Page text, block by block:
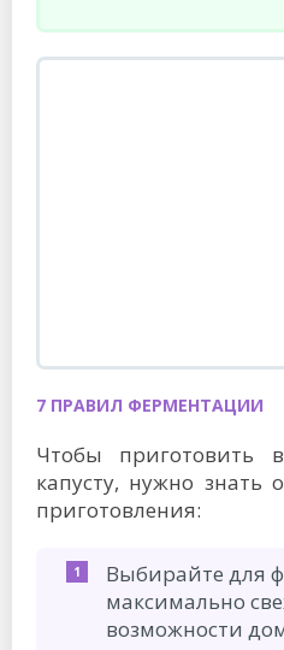
7 ПРАВИЛ ФЕРМЕНТАЦИИ
Чтобы приготовить
капусту, нужно знать
приготовления:
Выбирайте для
максимально
возможности